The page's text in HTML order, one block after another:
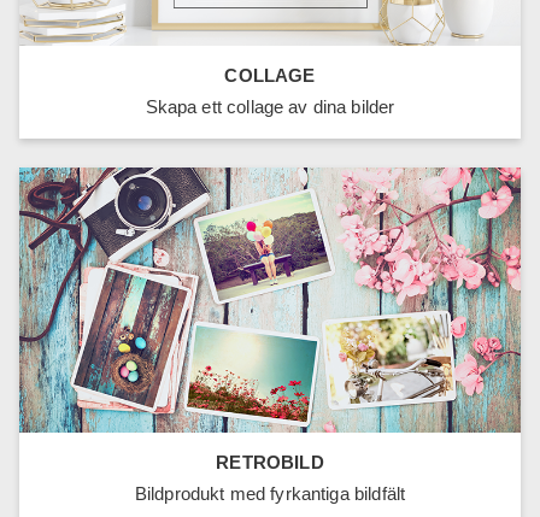
COLLAGE
Skapa ett collage av dina bilder
RETROBILD
Bildprodukt med fyrkantiga bildfält